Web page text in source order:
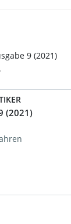
9 (2021)
(2021)